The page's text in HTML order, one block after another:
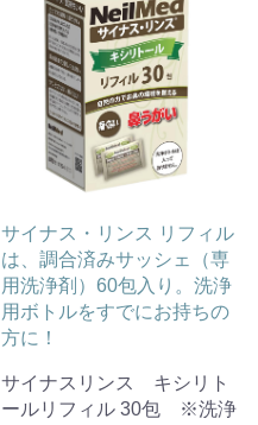
サイナス・リンス リフィル
は、調合済みサッシェ（専
用洗浄剤）60包入り。洗浄
用ボトルをすでにお持ちの
方に！
サイナスリンス キシリト
ールリフィル 30包 ※洗浄